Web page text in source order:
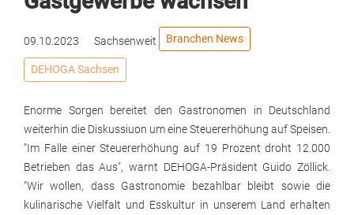
09.10.2023 Sachsenweit Branchen News
DEHOGA Sachsen
Enorme Sorgen bereitet den Gastronomen in Deutschland
weiterhin die Diskussiuon um eine Steuererhöhung auf Speisen.
"Im Falle einer Steuererhöhung auf 19 Prozent droht 12.000
Betrieben das Aus", warnt DEHOGA-Präsident Guido Zöllick.
"Wir wollen, dass Gastronomie bezahlbar bleibt sowie die
kulinarische Vielfalt und Esskultur in unserem Land erhalten